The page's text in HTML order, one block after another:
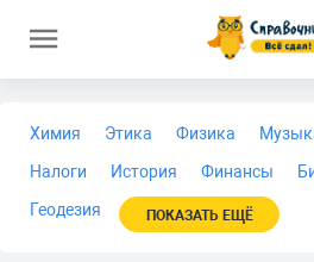
Химия Этика Физика
Налоги
История Финансы
Геодезия
ПОКАЗАТЬ ЕЩЁ